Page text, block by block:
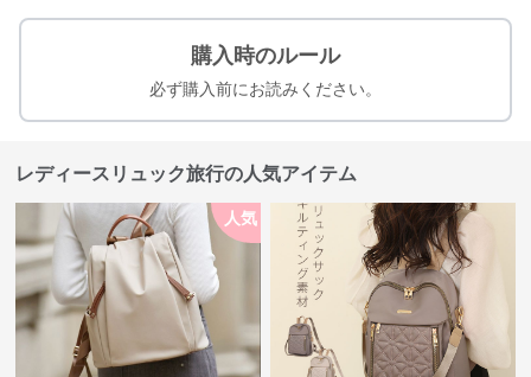
購入時のルール
必ず購入前にお読みください。
レディースリュック旅行の人気アイテム
人気